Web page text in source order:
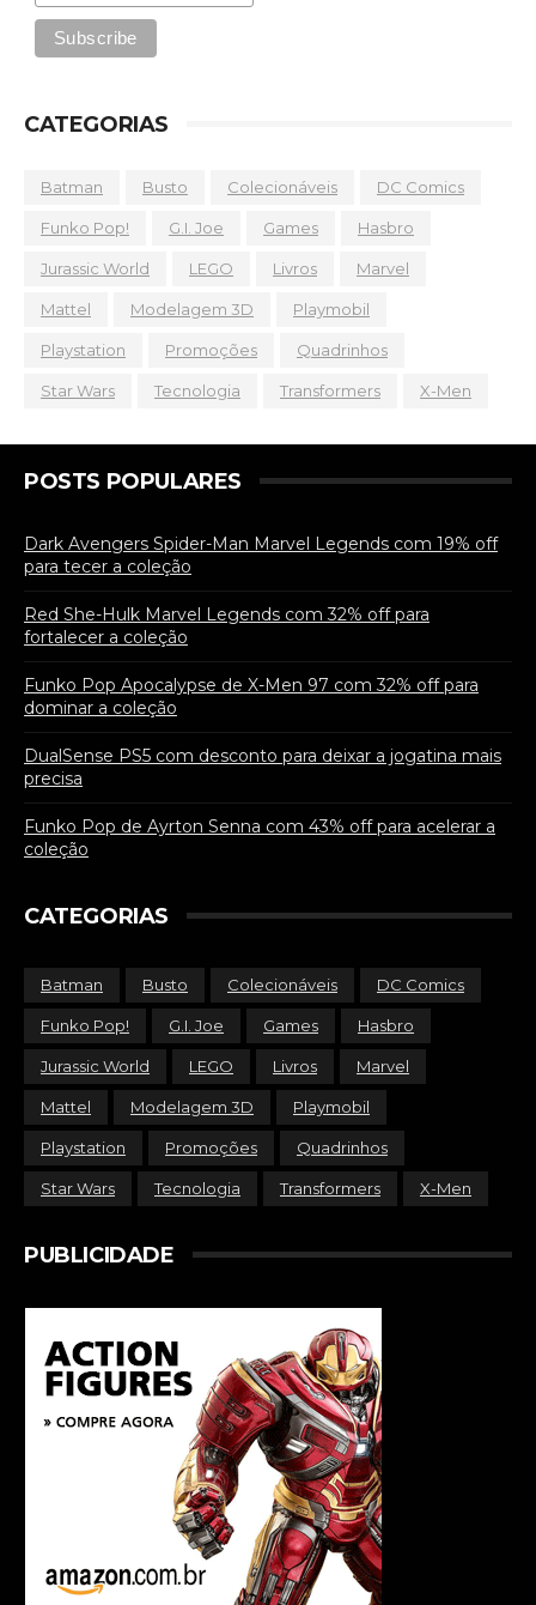
CATEGORIAS
Batman Busto Colecionáveis DC Comics
Funko Pop! G.I. Joe Games Hasbro
Jurassic World LEGO Livros Marvel
Mattel Modelagem 3D Playmobil
Playstation Promoções Quadrinhos
Star Wars Tecnologia Transformers X-Men
POSTS POPULARES
Dark Avengers Spider-Man Marvel Legends com 19% off
para tecer a coleção
Red She-Hulk Marvel Legends com 32% off para
fortalecer a coleção
Funko Pop Apocalypse de X-Men 97 com 32% off para
dominar a coleção
DualSense PS5 com desconto para deixar a jogatina mais
precisa
Funko Pop de Ayrton Senna com 43% off para acelerar a
coleção
CATEGORIAS
Batman Busto Colecionáveis DC Comics
Funko Pop! G.I. Joe Games Hasbro
Jurassic World LEGO Livros Marvel
Mattel Modelagem 3D Playmobil
Playstation Promoções Quadrinhos
Star Wars Tecnologia Transformers X-Men
PUBLICIDADE